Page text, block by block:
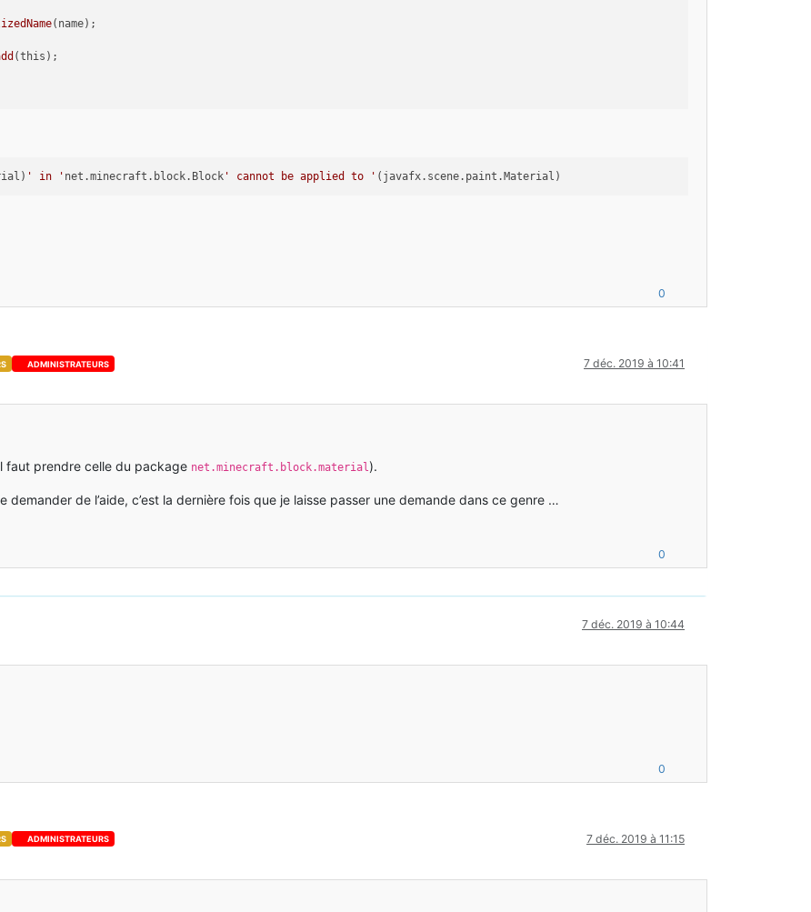
(name);
(this);
' in ' net.minecraft.block.Block ' cannot be applied to ' (javafx.scene.paint.Material)
0
ADMINISTRATEURS 7 déc. 2019 à 10:41
faut prendre celle du package net.minecraft.block.material).
de l’aide, c’est la dernière fois que je laisse passer une demande dans ce genre …
0
7 déc. 2019 à 10:44
0
ADMINISTRATEURS 7 déc. 2019 à 11:15